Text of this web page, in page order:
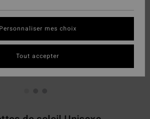
Personnaliser mes choix
Tout accepter